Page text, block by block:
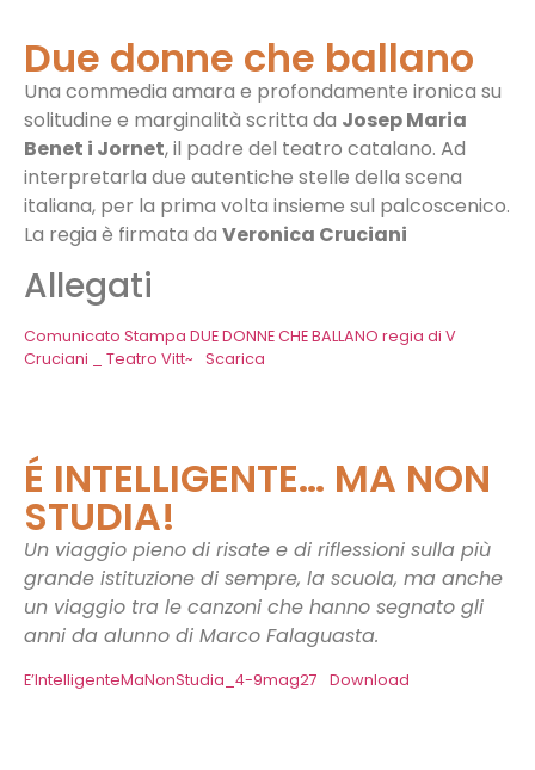
Due donne che ballano
Una commedia amara e profondamente ironica su
solitudine e marginalità scritta da Josep Maria
Benet i Jornet, il padre del teatro catalano. Ad
interpretarla due autentiche stelle della scena
italiana, per la prima volta insieme sul palcoscenico.
La regia è firmata da Veronica Cruciani
Allegati
Comunicato Stampa DUE DONNE CHE BALLANO regia di V
Cruciani _ Teatro Vitt~
Scarica
É INTELLIGENTE… MA NON
STUDIA!
Un viaggio pieno di risate e di riflessioni sulla più
grande istituzione di sempre, la scuola, ma anche
un viaggio tra le canzoni che hanno segnato gli
anni da alunno di Marco Falaguasta.
E’IntelligenteMaNonStudia_4-9mag27 Download